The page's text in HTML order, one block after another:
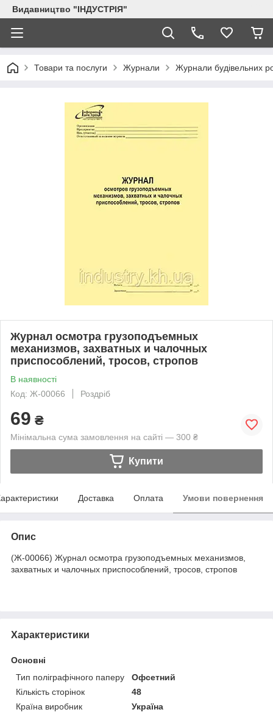
Видавництво "ІНДУСТРІЯ"
Товари та послуги Журнали Журнали будівельних
Журнал осмотра грузоподъемных
механизмов, захватных и чалочных
приспособлений, тросов, стропов
В наявності
Код: Ж-00066
Роздріб
69 ₴
Мінімальна сума замовлення на сайті — 300 ₴
Купити
Доставка Оплата Умови повернення
Опис
(Ж-00066) Журнал осмотра грузоподъемных механизмов,
захватных и чалочных приспособлений, тросов, стропов
Характеристики
Основні
Тип поліграфічного паперу
Офсетний
Кількість сторінок
48
Країна виробник
Україна